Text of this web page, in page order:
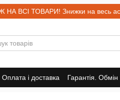
ВСІ ТОВАРИ! Знижки на весь
Оплата і доставка Гарантія.
оферти